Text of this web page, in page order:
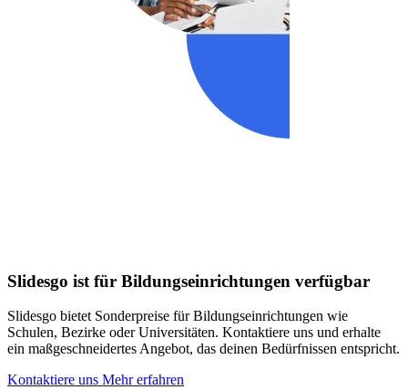
Slidesgo ist für Bildungseinrichtungen verfügbar
Slidesgo bietet Sonderpreise für Bildungseinrichtungen wie
Schulen, Bezirke oder Universitäten. Kontaktiere uns und erhalte
ein maßgeschneidertes Angebot, das deinen Bedürfnissen entspricht.
Kontaktiere uns Mehr erfahren